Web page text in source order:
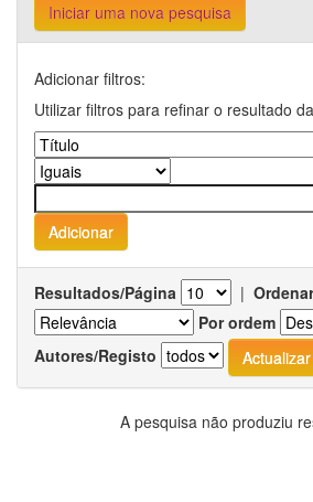
Iniciar uma nova pesquisa
Adicionar filtros:
Utilizar filtros para refinar o resultado
Resultados/Página |
Por ordem
Autores/Registo
A pesquisa não produziu